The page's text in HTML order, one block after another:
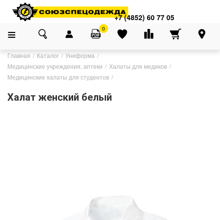
+7 (4852) 60 77 05
0
Главная Каталог
Униформа
Медицинские учреждения, аптеки
Халаты для медиков
Медицинские халаты для студентов
Халат женский белый